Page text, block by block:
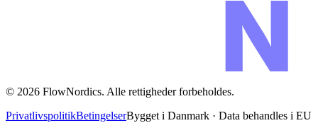
© 2026 FlowNordics. Alle rettigheder forbeholdes.
PrivatlivspolitikBetingelserBygget i Danmark · Data behandles i EU